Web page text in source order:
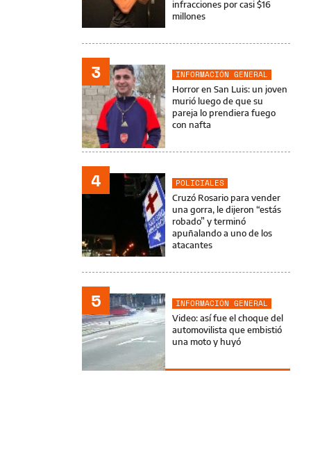
infracciones por casi $16
millones
3
INFORMACIÓN GENERAL
Horror en San Luis: un joven
murió luego de que su
pareja lo prendiera fuego
con nafta
4
POLICIALES
Cruzó Rosario para vender
una gorra, le dijeron “estás
robado” y terminó
apuñalando a uno de los
atacantes
5
INFORMACIÓN GENERAL
Video: así fue el choque del
automovilista que embistió
una moto y huyó